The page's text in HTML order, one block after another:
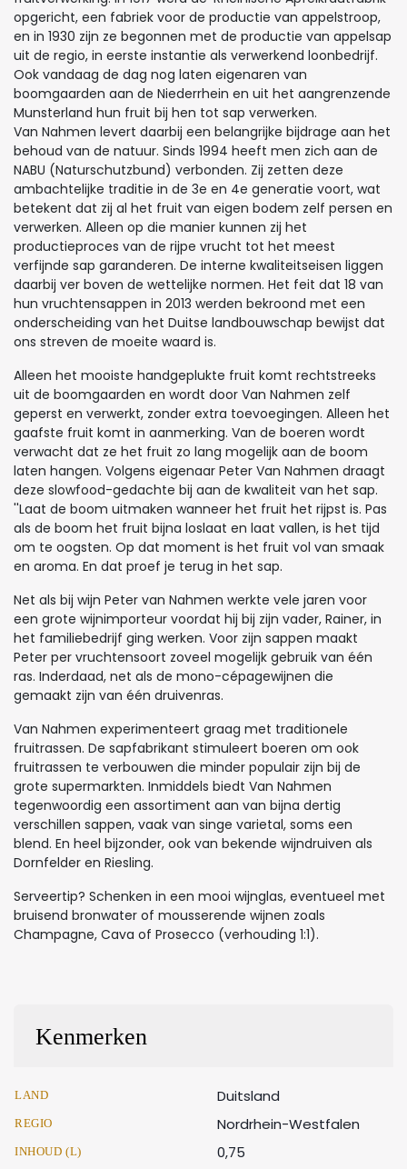
opgericht, een fabriek voor de productie van appelstroop,
en in 1930 zijn ze begonnen met de productie van appelsap
uit de regio, in eerste instantie als verwerkend loonbedrijf.
Ook vandaag de dag nog laten eigenaren van
boomgaarden aan de Niederrhein en uit het aangrenzende
Munsterland hun fruit bij hen tot sap verwerken.
Van Nahmen levert daarbij een belangrijke bijdrage aan het
behoud van de natuur. Sinds 1994 heeft men zich aan de
NABU (Naturschutzbund) verbonden. Zij zetten deze
ambachtelijke traditie in de 3e en 4e generatie voort, wat
betekent dat zij al het fruit van eigen bodem zelf persen en
verwerken. Alleen op die manier kunnen zij het
productieproces van de rijpe vrucht tot het meest
verfijnde sap garanderen. De interne kwaliteitseisen liggen
daarbij ver boven de wettelijke normen. Het feit dat 18 van
hun vruchtensappen in 2013 werden bekroond met een
onderscheiding van het Duitse landbouwschap bewijst dat
ons streven de moeite waard is.
Alleen het mooiste handgeplukte fruit komt rechtstreeks
uit de boomgaarden en wordt door Van Nahmen zelf
geperst en verwerkt, zonder extra toevoegingen. Alleen het
gaafste fruit komt in aanmerking. Van de boeren wordt
verwacht dat ze het fruit zo lang mogelijk aan de boom
laten hangen. Volgens eigenaar Peter Van Nahmen draagt
deze slowfood-gedachte bij aan de kwaliteit van het sap.
''Laat de boom uitmaken wanneer het fruit het rijpst is. Pas
als de boom het fruit bijna loslaat en laat vallen, is het tijd
om te oogsten. Op dat moment is het fruit vol van smaak
en aroma. En dat proef je terug in het sap.
Net als bij wijn Peter van Nahmen werkte vele jaren voor
een grote wijnimporteur voordat hij bij zijn vader, Rainer, in
het familiebedrijf ging werken. Voor zijn sappen maakt
Peter per vruchtensoort zoveel mogelijk gebruik van één
ras. Inderdaad, net als de mono-cépagewijnen die
gemaakt zijn van één druivenras.
Van Nahmen experimenteert graag met traditionele
fruitrassen. De sapfabrikant stimuleert boeren om ook
fruitrassen te verbouwen die minder populair zijn bij de
grote supermarkten. Inmiddels biedt Van Nahmen
tegenwoordig een assortiment aan van bijna dertig
verschillen sappen, vaak van singe varietal, soms een
blend. En heel bijzonder, ook van bekende wijndruiven als
Dornfelder en Riesling.
Serveertip? Schenken in een mooi wijnglas, eventueel met
bruisend bronwater of mousserende wijnen zoals
Champagne, Cava of Prosecco (verhouding 1:1).
Kenmerken
LAND Duitsland
REGIO Nordrhein-Westfalen
INHOUD (L) 0,75